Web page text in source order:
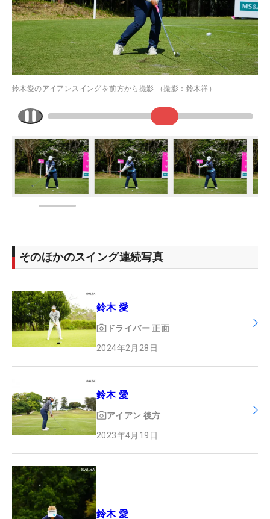
鈴木愛のアイアンスイングを前方から撮影 （撮影：鈴木祥）
そのほかのスイング連続写真
鈴木 愛
ドライバー 正面
2024年2月28日
鈴木 愛
アイアン 後方
2023年4月19日
鈴木 愛